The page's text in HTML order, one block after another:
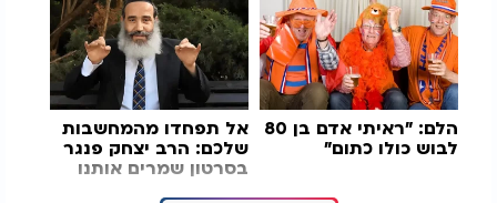
הלם: "ראיתי אדם בן 80
לבוש כולו כתום"
אל תפחדו מהמחשבות
שלכם: הרב יצחק פנגר
בסרטון שמרים אותנו